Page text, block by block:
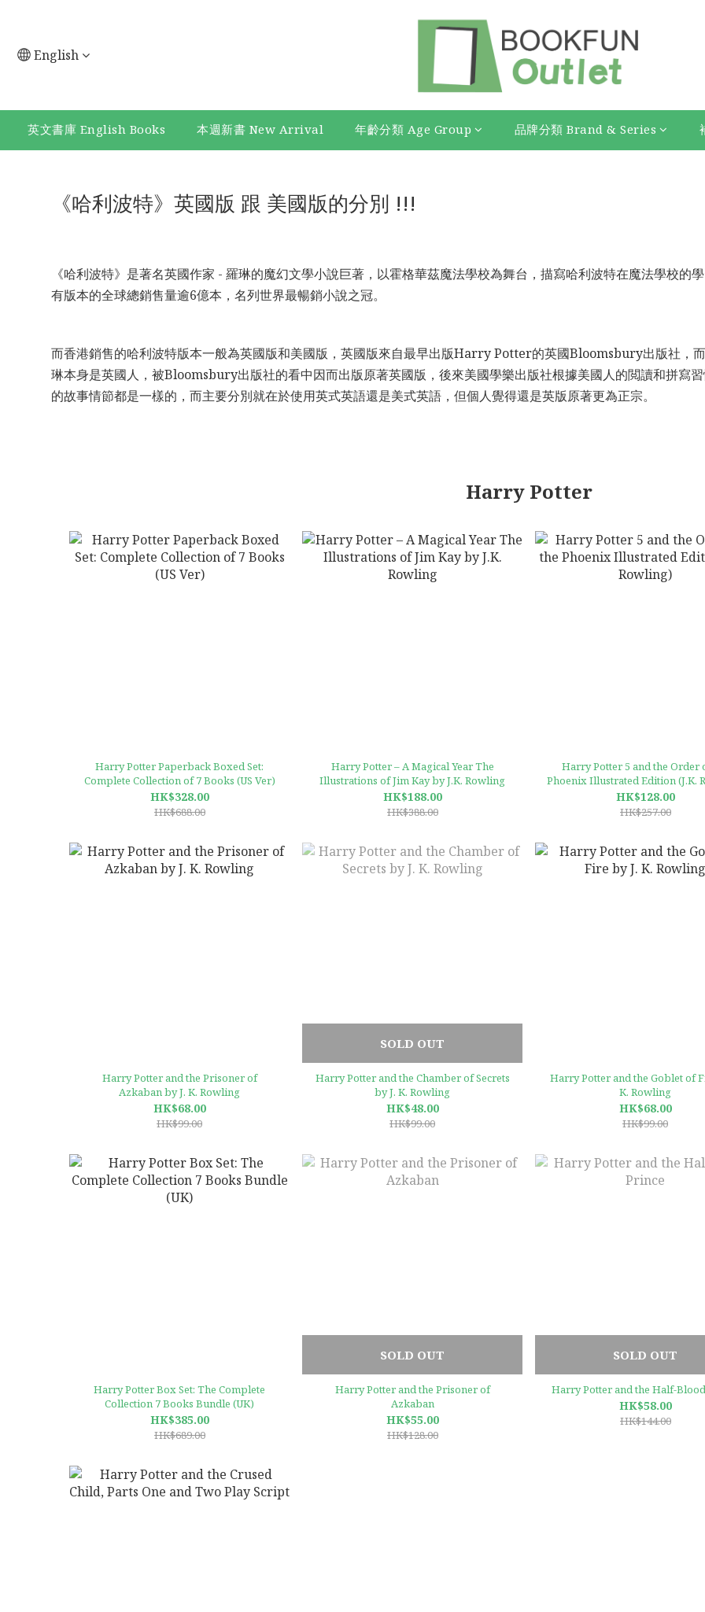
English
英文書庫 English Books 本週新書 New Arrival 年齡分類 Age Group 品牌分類 Brand & Series
《哈利波特》英國版 跟 美國版的分別 !!!
《哈利波特》是著名英國作家 - 羅琳的魔幻文學小說巨著，以霍格華茲魔法學校為舞台，描寫哈利波特在魔法學校的
有版本的全球總銷售量逾6億本，名列世界最暢銷小說之冠。
而香港銷售的哈利波特版本一般為英國版和美國版，英國版來自最早出版Harry Potter的英國Bloomsbury出版社，
琳本身是英國人，被Bloomsbury出版社的看中因而出版原著英國版，後來美國學樂出版社根據美國人的閲讀和拼寫
的故事情節都是一樣的，而主要分別就在於使用英式英語還是美式英語，但個人覺得還是英版原著更為正宗。
Harry Potter
Harry Potter Paperback Boxed Set:
Complete Collection of 7 Books (US Ver)
HK$328.00
HK$688.00
Harry Potter – A Magical Year The
Illustrations of Jim Kay by J.K. Rowling
HK$188.00
HK$388.00
Harry Potter 5 and the Order of the
Phoenix Illustrated Edition (J.K.
HK$128.00
HK$257.00
Harry Potter and the Prisoner of
Azkaban by J. K. Rowling
HK$68.00
HK$99.00
SOLD OUT
Harry Potter and the Chamber of Secrets
by J. K. Rowling
HK$48.00
HK$99.00
Harry Potter and the Goblet of
K. Rowling
HK$68.00
HK$99.00
Harry Potter Box Set: The Complete
Collection 7 Books Bundle (UK)
HK$385.00
HK$689.00
SOLD OUT
Harry Potter and the Prisoner of
Azkaban
HK$55.00
HK$128.00
SOLD OUT
Harry Potter and the Half-
HK$58.00
HK$144.00